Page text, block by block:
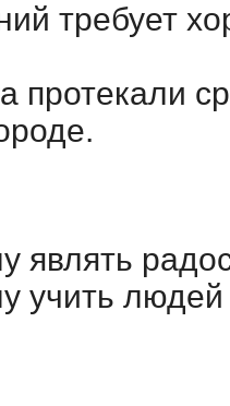
требует
протекали
являть
учить